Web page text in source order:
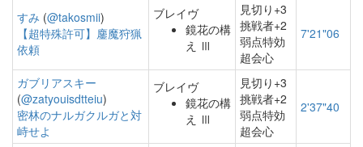
すみ (@takosmii)
【超特殊許可】鏖魔狩猟
依頼
ブレイヴ
鏡花の構
え Ⅲ
見切り+3
挑戦者+2
弱点特効
超会心
7'21"06
ガブリアスキー
(@zatyouisdtteiu)
密林のナルガクルガと対
峙せよ
ブレイヴ
鏡花の構
え Ⅲ
見切り+3
挑戦者+2
弱点特効
超会心
2'37"40